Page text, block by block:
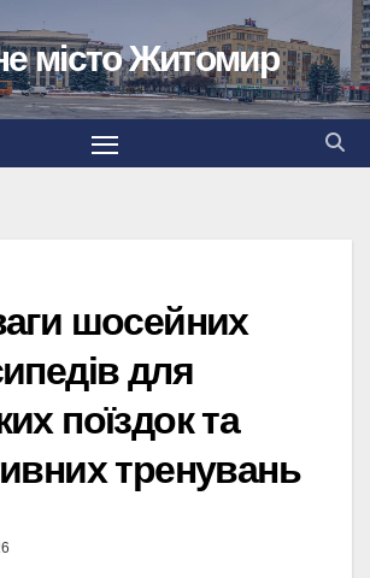
місто Житомир
шосейних
для
поїздок та
тренувань